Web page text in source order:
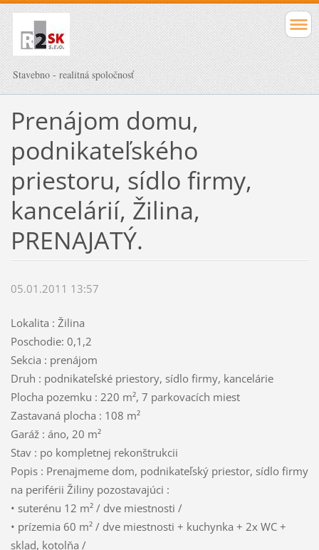
Stavebno - realitná spoločnosť
Prenájom domu,
podnikateľského
priestoru, sídlo firmy,
kancelárií, Žilina,
PRENAJATÝ.
05.01.2011 13:57
Lokalita : Žilina
Poschodie: 0,1,2
Sekcia : prenájom
Druh : podnikateľské priestory, sídlo firmy, kancelárie
Plocha pozemku : 220 m², 7 parkovacích miest
Zastavaná plocha : 108 m²
Garáž : áno, 20 m²
Stav : po kompletnej rekonštrukcii
Popis : Prenajmeme dom, podnikateľský priestor, sídlo firmy
na periférii Žiliny pozostavajúci :
• suterénu 12 m² / dve miestnosti /
• prízemia 60 m² / dve miestnosti + kuchynka + 2x WC +
sklad, kotolňa /